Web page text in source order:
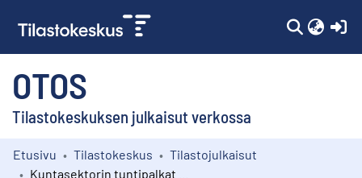
OTOS
Tilastokeskuksen julkaisut verkossa
Kokoelmat
Etusivu Tilastokeskus
Tilastojulkaisut